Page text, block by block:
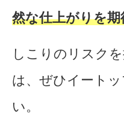
然な仕上がりを
しこりのリスク
は、ぜひイート
い。